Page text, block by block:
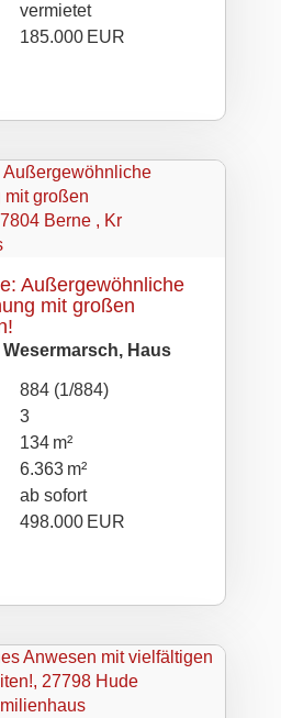
vermietet
185.000 EUR
Außergewöhnliche
mit großen
Haus
884 (1/884)
3
134 m²
6.363 m²
ab sofort
498.000 EUR